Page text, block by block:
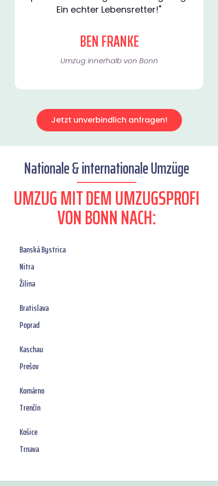
Ein echter Lebensretter!"
BEN FRANKE
Umzug innerhalb von Bonn​
Jetzt unverbindlich anfragen!
Nationale & internationale Umzüge
UMZUG MIT DEM UMZUGSPROFI
VON BONN NACH:
Banská Bystrica
Nitra
Žilina
Bratislava
Poprad
Kaschau
Prešov
Komárno
Trenčín
Košice
Trnava